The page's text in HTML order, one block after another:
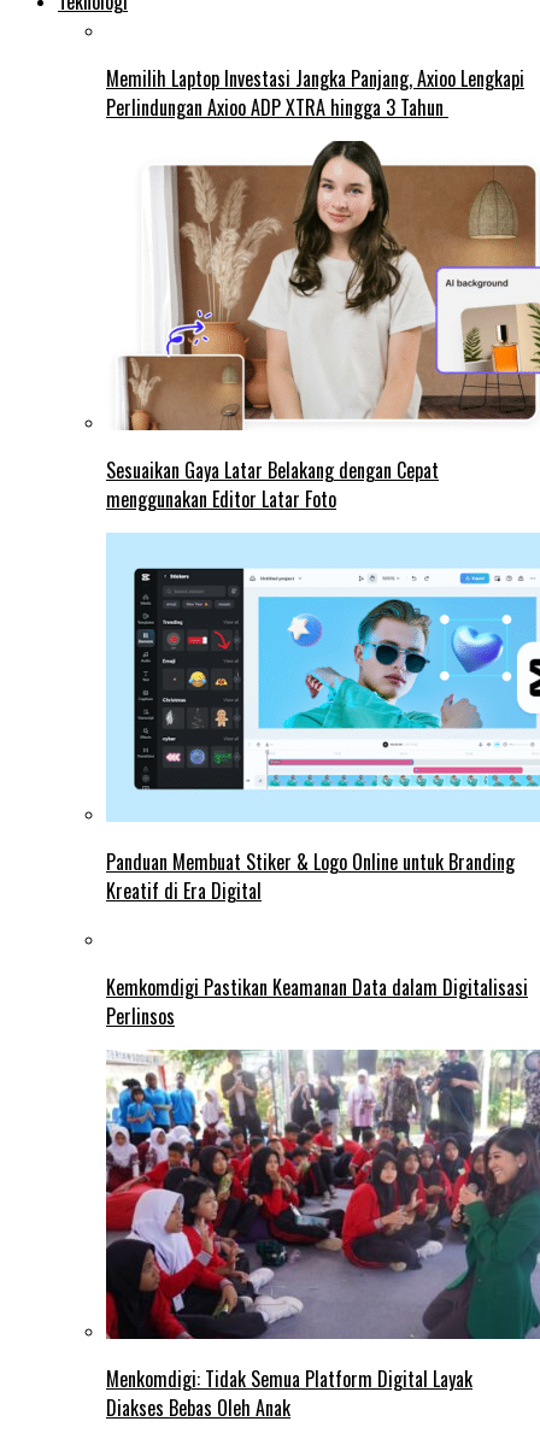
Memilih Laptop Investasi Jangka Panjang, Axioo Lengkapi
Perlindungan Axioo ADP XTRA hingga 3 Tahun
Sesuaikan Gaya Latar Belakang dengan Cepat
menggunakan Editor Latar Foto
Panduan Membuat Stiker & Logo Online untuk Branding
Kreatif di Era Digital
Kemkomdigi Pastikan Keamanan Data dalam Digitalisasi
Perlinsos
Menkomdigi: Tidak Semua Platform Digital Layak
Diakses Bebas Oleh Anak